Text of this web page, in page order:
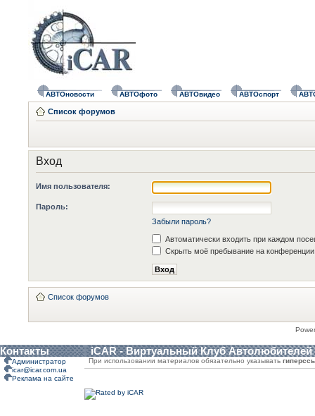
АВТОновости АВТОфото АВТОвидео АВТОспорт
Список форумов
Вход
Имя пользователя:
Пароль:
Забыли пароль?
Автоматически входить при каждом
Скрыть моё пребывание на конференции
Список форумов
Контакты iCAR - Виртуальный Клуб Автолюбителей
Администратор
icar@icar.com.ua
Реклама на сайте
При использовании материалов обязательно указывать